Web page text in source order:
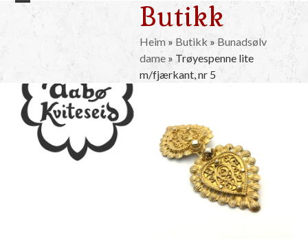
Skip
Open
menu
Close
menu
Butikk
Heim » Butikk» Bunadsølv
dame» Trøyespenne lite
m/fjærkant, nr 5